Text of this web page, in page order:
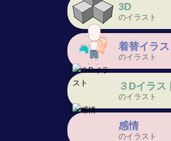
3D
のイラスト
着替イラス
のイラスト
３Dイラス
のイラスト
感情
のイラスト